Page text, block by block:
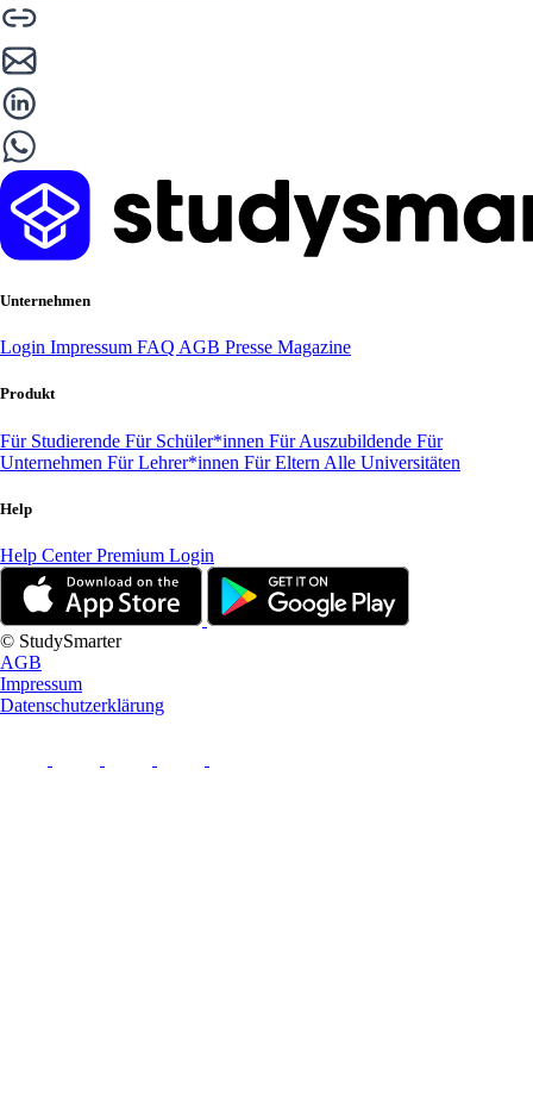
Unternehmen
Login Impressum FAQ AGB Presse Magazine
Produkt
Für Studierende Für Schüler*innen Für Auszubildende Für
Unternehmen Für Lehrer*innen Für Eltern Alle Universitäten
Help
Help CenterPremium Login
© StudySmarter
AGB
Impressum
Datenschutzerklärung